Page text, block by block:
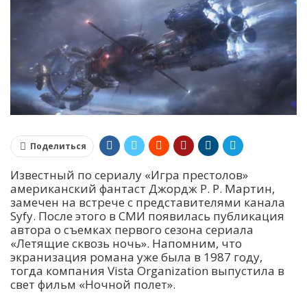
Поделиться
Известный по сериалу «Игра престолов»
американский фантаст Джордж Р. Р. Мартин,
замечен на встрече с представителями канала
Syfy. После этого в СМИ появилась публикация
автора о съемках первого сезона сериала
«Летящие сквозь ночь». Напомним, что
экранизация романа уже была в 1987 году,
тогда компания Vista Organization выпустила в
свет фильм «Ночной полет».